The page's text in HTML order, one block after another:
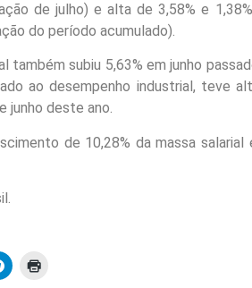
de julho) e alta de 3,58% e
do período acumulado).
também subiu 5,63% em junho
ao desempenho industrial, teve
junho deste ano.
de 10,28% da massa